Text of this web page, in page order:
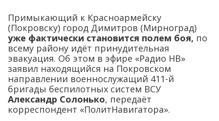
Примыкающий к Красноармейску
(Покровску) город Димитров (Мирноград)
уже фактически становится полем боя, по
всему району идёт принудительная
эвакуация. Об этом в эфире «Радио НВ»
заявил находящийся на Покровском
направлении военнослужащий 411-й
бригады беспилотных систем ВСУ
Александр Солонько, передаёт
корреспондент «ПолитНавигатора».